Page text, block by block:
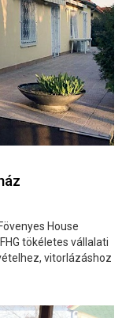
House
tökéletes vállalati
vitorlázáshoz